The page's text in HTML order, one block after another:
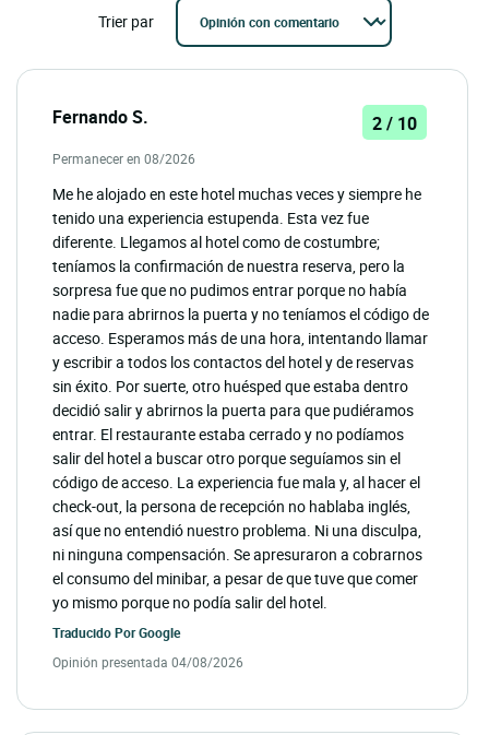
Trier par
Fernando S. 2 / 10
Permanecer en 08/2026
Me he alojado en este hotel muchas veces y siempre he
tenido una experiencia estupenda. Esta vez fue
diferente. Llegamos al hotel como de costumbre;
teníamos la confirmación de nuestra reserva, pero la
sorpresa fue que no pudimos entrar porque no había
nadie para abrirnos la puerta y no teníamos el código de
acceso. Esperamos más de una hora, intentando llamar
y escribir a todos los contactos del hotel y de reservas
sin éxito. Por suerte, otro huésped que estaba dentro
decidió salir y abrirnos la puerta para que pudiéramos
entrar. El restaurante estaba cerrado y no podíamos
salir del hotel a buscar otro porque seguíamos sin el
código de acceso. La experiencia fue mala y, al hacer el
check-out, la persona de recepción no hablaba inglés,
así que no entendió nuestro problema. Ni una disculpa,
ni ninguna compensación. Se apresuraron a cobrarnos
el consumo del minibar, a pesar de que tuve que comer
yo mismo porque no podía salir del hotel.
Traducido PorGoogle
Opinión presentada 04/08/2026